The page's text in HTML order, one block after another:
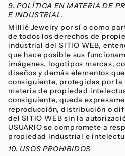
9. POLÍTICA EN MATERIA DE
E INDUSTRIAL.
Millié Jewelry por sí o como
de todos los derechos de
industrial del SITIO WEB,
que hace posible sus
imágenes, logotipos marcas,
diseños y demás elementos
consiguiente, protegidas por
materia de propiedad
consiguiente, queda
reproducción, distribución o
del SITIO WEB sin la
USUARIO se compromete a
propiedad industrial e
10. USOS PROHIBIDOS